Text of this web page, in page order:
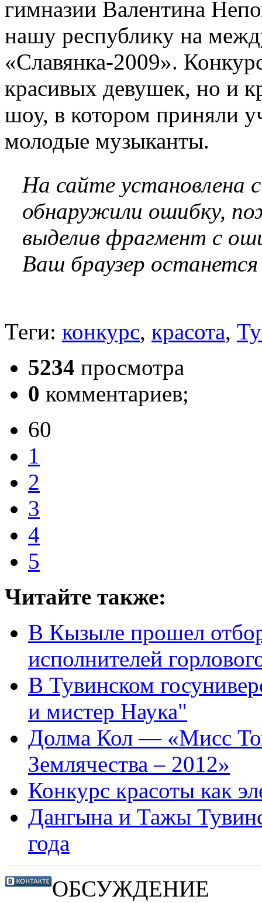
гимназии Валентина
нашу республику на
«Славянка-2009».
красивых девушек, но и
шоу, в котором приняли
молодые музыканты.
На сайте установлена
обнаружили ошибку,
выделив фрагмент с
Ваш браузер
Теги: конкурс, красота,
5234 просмотра
0 комментариев;
60
1
2
3
4
5
Читайте также:
В Кызыле прошел
исполнителей
В Тувинском
и мистер Наука"
Долма Кол — «Мисс
Землячества – 2012»
Конкурс красоты как
Дангына и Тажы
года
ОБСУЖДЕНИЕ